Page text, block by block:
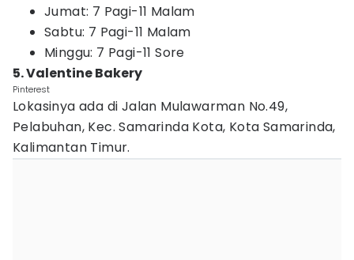
Jumat: 7 Pagi-11 Malam
Sabtu: 7 Pagi-11 Malam
Minggu: 7 Pagi-11 Sore
5. Valentine Bakery
Pinterest
Lokasinya ada di Jalan Mulawarman No.49,
Pelabuhan, Kec. Samarinda Kota, Kota Samarinda,
Kalimantan Timur.